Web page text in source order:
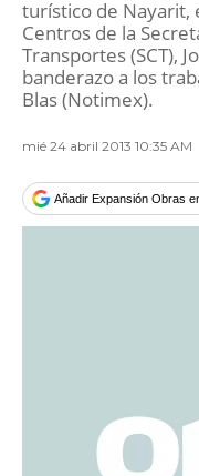
turístico de Nayarit,
Centros de la
Transportes (SCT),
banderazo a los
Blas (Notimex).
mié 24 abril 2013 10:35 AM
Añadir Expansión Obras